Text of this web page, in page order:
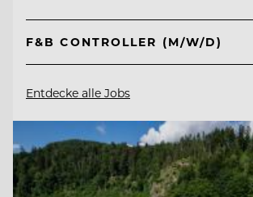
F&B CONTROLLER (M/W/D)
Entdecke alle Jobs